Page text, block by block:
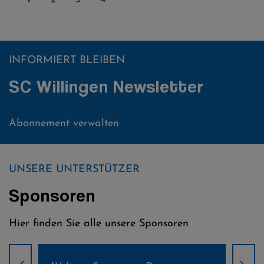
INFORMIERT BLEIBEN
SC Willingen Newsletter
Abonnement verwalten
UNSERE UNTERSTÜTZER
Sponsoren
Hier finden Sie alle unsere Sponsoren